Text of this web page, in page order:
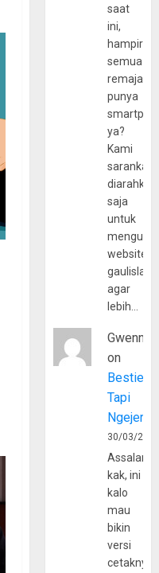
saat
ini,
hampir
semua
remaja
punya
ya?
Kami
sarankan,
diarahkan
saja
untuk
website
agar
lebih…
Gwenny
on
Bestie
Tapi
30/03/
kak, ini
kalo
mau
bikin
versi
cetaknya